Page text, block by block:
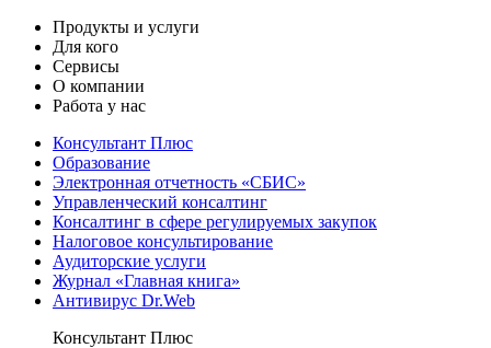
Продукты и услуги
Для кого
Сервисы
О компании
Работа у нас
Консультант Плюс
Образование
Электронная отчетность «СБИС»
Управленческий консалтинг
Консалтинг в сфере регулируемых закупок
Налоговое консультирование
Аудиторские услуги
Журнал «Главная книга»
Антивирус Dr.Web
Консультант Плюс